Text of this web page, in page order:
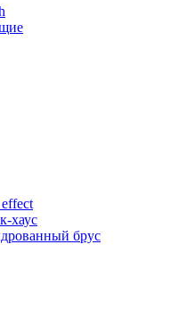
хаус
брус